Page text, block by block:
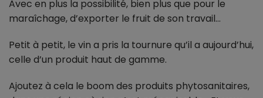
Avec en plus la possibilité, bien plus que pour le
maraîchage, d’exporter le fruit de son travail…
Petit à petit, le vin a pris la tournure qu’il a aujourd’hui,
celle d’un produit haut de gamme.
Ajoutez à cela le boom des produits phytosanitaires,